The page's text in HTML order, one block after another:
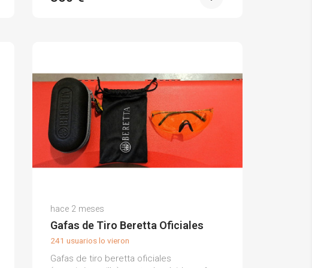
(0)
hace 2 meses
Gafas de Tiro Beretta Oficiales
241 usuarios lo vieron
Gafas de tiro beretta oficiales